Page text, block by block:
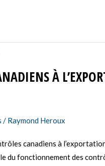
À
/ Raymond Heroux
canadiens à
du fonctionnement des